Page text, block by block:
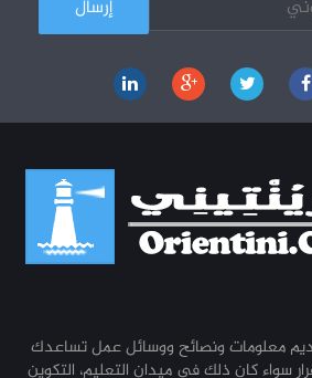
معلومات ونصائح ووسائل عمل تساعدك
سواء كان ذلك في ميدان التعليم، التكوين